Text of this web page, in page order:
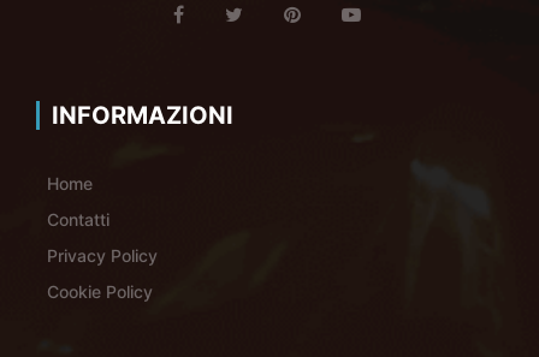
INFORMAZIONI
Home
Contatti
Privacy Policy
Cookie Policy